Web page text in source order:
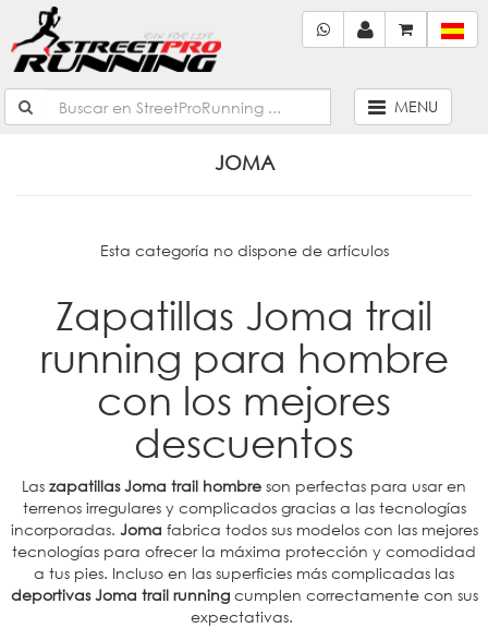
MENU
JOMA
Esta categoría no dispone de artículos
Zapatillas Joma trail
running para hombre
con los mejores
descuentos
Las zapatillas Joma trail hombre son perfectas para usar en
terrenos irregulares y complicados gracias a las tecnologías
incorporadas. Joma fabrica todos sus modelos con las mejores
tecnologías para ofrecer la máxima protección y comodidad
a tus pies. Incluso en las superficies más complicadas las
deportivas Joma trail running cumplen correctamente con sus
expectativas.